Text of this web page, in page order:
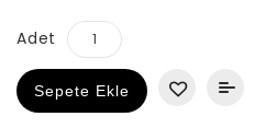
Adet
Sepete Ekle